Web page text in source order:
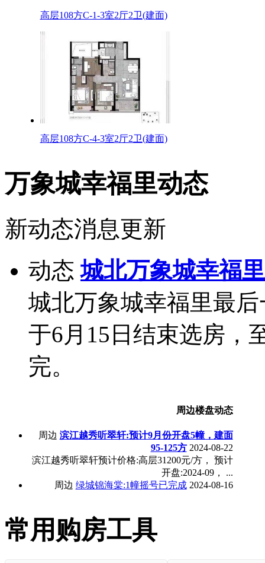
高层108方C-1-3室2厅2卫(建面)
高层108方C-4-3室2厅2卫(建面)
万象城幸福里动态
新动态消息更新
动态 城北万象城幸福
城北万象城幸福里最
于6月15日结束选房，
完。
周边楼盘动态
周边 滨江越秀听翠轩:预计9月份开盘5幢，建面
95-125方 2024-08-22
滨江越秀听翠轩预计价格:高层31200元/方， 预计
开盘:2024-09， ...
周边 绿城锦海棠:1幢摇号已完成 2024-08-16
常用购房工具